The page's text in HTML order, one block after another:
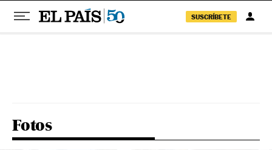
SUSCRÍBETE
Fotos